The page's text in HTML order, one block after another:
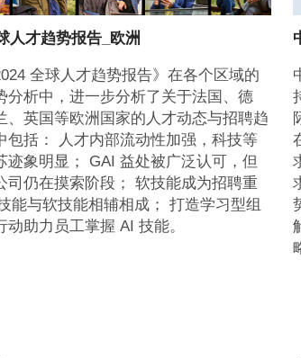
人才趋势报告_欧洲
全球人才趋势报告》在各个区域的
分析中，进一步分析了关于法国、德
、英国等欧洲国家的人才动态与招聘趋
包括： 人才内部流动性加强，科技等
迹象明显； GAI 益处被广泛认可，但
司仍在摸索阶段； 软技能成为招聘重
能与软技能相辅相成； 打造学习型组
动助力员工掌握 AI 技能。